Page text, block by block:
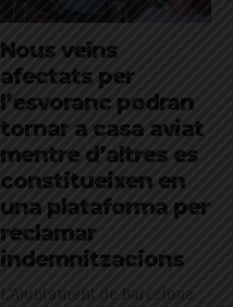
Nous veïns
afectats per
l’esvoranc podran
tornar a casa aviat
mentre d’altres es
constitueixen en
una plataforma per
reclamar
indemnitzacions
L’Ajuntament de Barcelona